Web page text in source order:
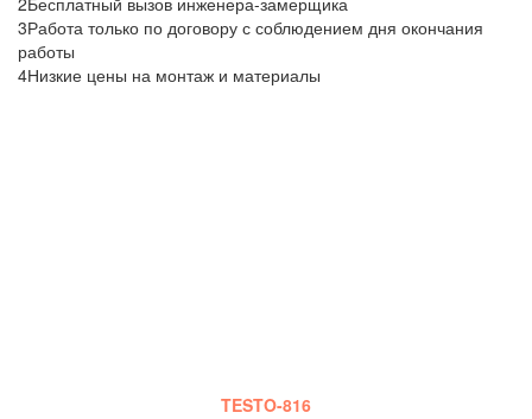
3Работа только по договору с соблюдением дня окончания
работы
4Низкие цены на монтаж и материалы
TESTO-816